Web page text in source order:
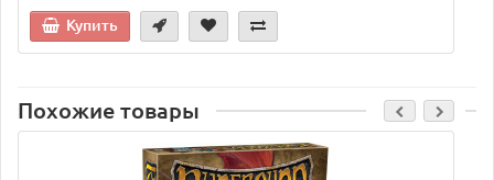
Купить
Похожие товары